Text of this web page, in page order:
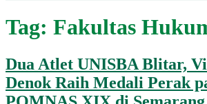
Tag: Fakultas
Dua Atlet UNISBA Blitar,
Denok Raih Medali Perak